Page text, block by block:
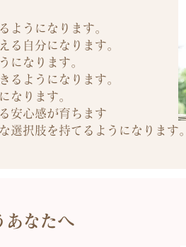
ようになります。
る自分になります。
になります。
るようになります。
なります。
安心感が育ちます
選択肢を持てるようになります。
あなたへ